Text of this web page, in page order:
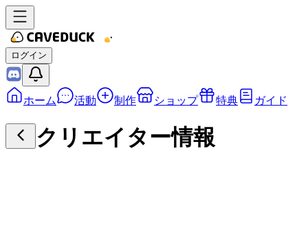
ログイン
ホーム 活動 制作 ショップ 特典 ガイド
クリエイター情報